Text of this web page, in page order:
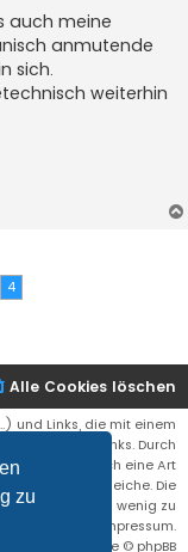
zu
auch meine
anmutende
sich.
weiterhin
4
Alle Cookies löschen
und Links, die mit einem
Affiliate Links. Durch
Link erhälte ich eine Art
der Preis der gleiche. Die
Webseite ein wenig zu
auch das Impressum.
® Forum Software © phpBB